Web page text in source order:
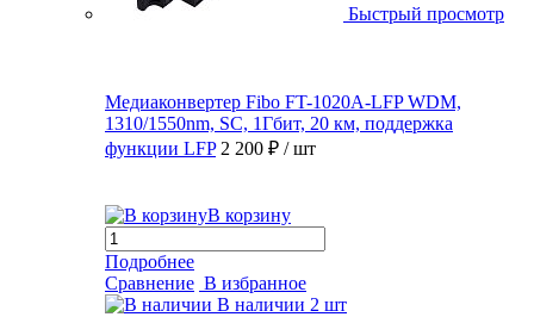
Быстрый просмотр
Медиаконвертер Fibo FT-1020A-LFP WDM,
1310/1550nm, SC, 1Гбит, 20 км, поддержка
функции LFP 2 200 ₽ / шт
В корзину
Подробнее
Сравнение В избранное
В наличии 2 шт